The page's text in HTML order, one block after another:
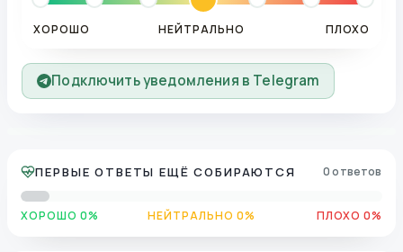
ХОРОШО НЕЙТРАЛЬНО ПЛОХО
Подключить уведомления в Telegram
ПЕРВЫЕ ОТВЕТЫ ЕЩЁ СОБИРАЮТСЯ 0 ответов
ХОРОШО 0% НЕЙТРАЛЬНО 0% ПЛОХО 0%